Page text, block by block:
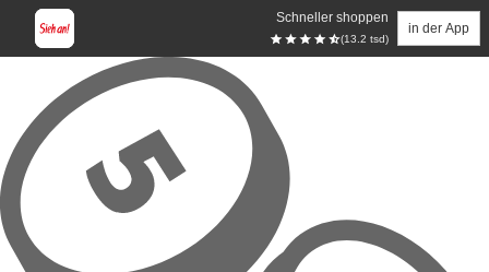
Schneller shoppen
(13.2 tsd)
in der App
Zum Hauptinhalt springen